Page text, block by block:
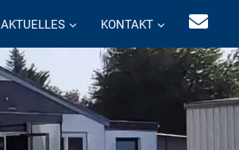
AKTUELLES KONTAKT